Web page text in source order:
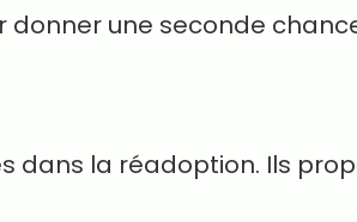
une seconde
la réadoption. Ils